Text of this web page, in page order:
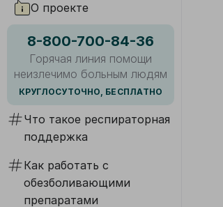
О проекте
8-800-700-84-36
Горячая линия помощи
неизлечимо больным людям
КРУГЛОСУТОЧНО, БЕСПЛАТНО
Что такое респираторная
поддержка
Как работать с
обезболивающими
препаратами